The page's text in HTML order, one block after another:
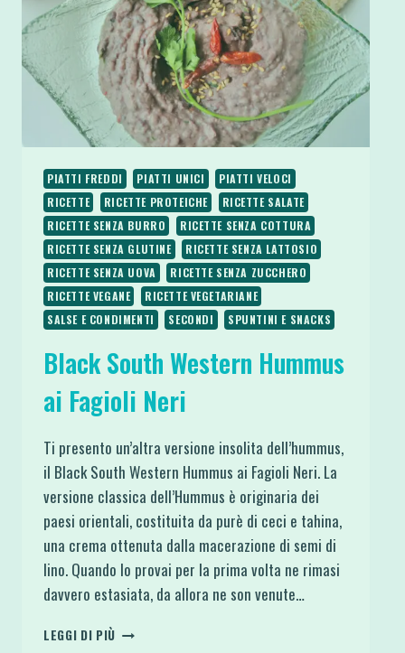
PIATTI FREDDI PIATTI UNICI
PIATTI VELOCI
RICETTE
RICETTE PROTEICHE
RICETTE SALATE
RICETTE SENZA BURRO
RICETTE SENZA COTTURA
RICETTE SENZA GLUTINE
RICETTE SENZA LATTOSIO
RICETTE SENZA UOVA
RICETTE SENZA ZUCCHERO
RICETTE VEGANE
RICETTE VEGETARIANE
SALSE E CONDIMENTI
SECONDI SPUNTINI E SNACKS
Black South Western Hummus
ai Fagioli Neri
Ti presento un’altra versione insolita dell’hummus,
il Black South Western Hummus ai Fagioli Neri. La
versione classica dell’Hummus è originaria dei
paesi orientali, costituita da purè di ceci e tahina,
una crema ottenuta dalla macerazione di semi di
lino. Quando lo provai per la prima volta ne rimasi
davvero estasiata, da allora ne son venute…
LEGGI DI PIÙ BLACK